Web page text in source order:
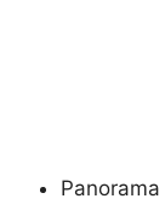
Panorama